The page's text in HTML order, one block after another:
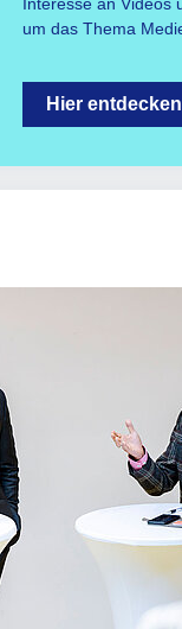
um das Thema
Hier entdecken